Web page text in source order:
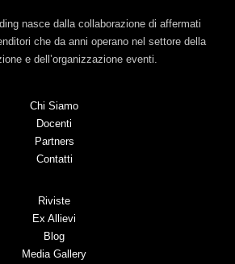
nasce dalla collaborazione di affermati
che da anni operano nel settore della
e dell’organizzazione eventi.
Chi Siamo
Docenti
Partners
Contatti
Riviste
Ex Allievi
Blog
Media Gallery